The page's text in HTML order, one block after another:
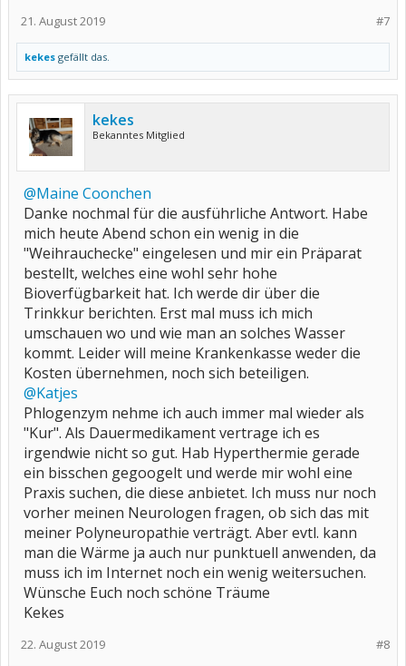
#7
21. August 2019
kekes gefällt das.
kekes
Bekanntes Mitglied
@Maine Coonchen
Danke nochmal für die ausführliche Antwort. Habe
mich heute Abend schon ein wenig in die
"Weihrauchecke" eingelesen und mir ein Präparat
bestellt, welches eine wohl sehr hohe
Bioverfügbarkeit hat. Ich werde dir über die
Trinkkur berichten. Erst mal muss ich mich
umschauen wo und wie man an solches Wasser
kommt. Leider will meine Krankenkasse weder die
Kosten übernehmen, noch sich beteiligen.
@Katjes
Phlogenzym nehme ich auch immer mal wieder als
"Kur". Als Dauermedikament vertrage ich es
irgendwie nicht so gut. Hab Hyperthermie gerade
ein bisschen gegoogelt und werde mir wohl eine
Praxis suchen, die diese anbietet. Ich muss nur noch
vorher meinen Neurologen fragen, ob sich das mit
meiner Polyneuropathie verträgt. Aber evtl. kann
man die Wärme ja auch nur punktuell anwenden, da
muss ich im Internet noch ein wenig weitersuchen.
Wünsche Euch noch schöne Träume
Kekes
#8
22. August 2019